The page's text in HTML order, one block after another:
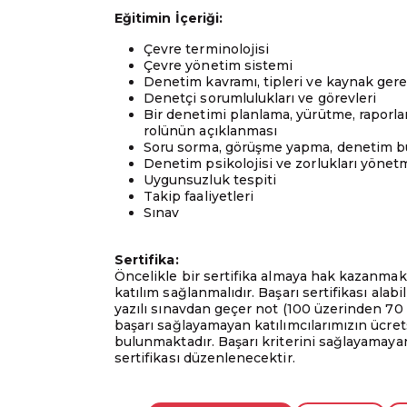
Eğitimin İçeriği:
Çevre terminolojisi
Çevre yönetim sistemi
Denetim kavramı, tipleri ve kaynak
Denetçi sorumlulukları ve görevleri
Bir denetimi planlama, yürütme,
rolünün açıklanması
Soru sorma, görüşme yapma, denetim
Denetim psikolojisi ve zorlukları
Uygunsuzluk tespiti
Takip faaliyetleri
Sınav
Sertifika:
Öncelikle bir sertifika almaya hak
katılım sağlanmalıdır. Başarı sertifikası
yazılı sınavdan geçer not (100 üzerinden 70
başarı sağlayamayan katılımcılarımızın
bulunmaktadır. Başarı kriterini sağlayamayan
sertifikası düzenlenecektir.